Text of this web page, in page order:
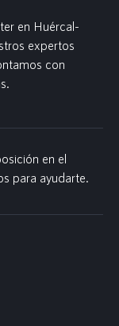
en Huércal-
expertos
con
en el
para ayudarte.